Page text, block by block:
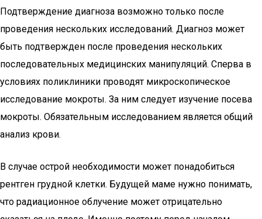
Подтверждение диагноза возможно только после
проведения нескольких исследований. Диагноз может
быть подтвержден после проведения нескольких
последовательных медицинских манипуляций. Сперва в
условиях поликлиники проводят микроскопическое
исследование мокроты. За ним следует изучение посева
мокроты. Обязательным исследованием является общий
анализ крови.
В случае острой необходимости может понадобиться
рентген грудной клетки. Будущей маме нужно понимать,
что радиационное облучение может отрицательно